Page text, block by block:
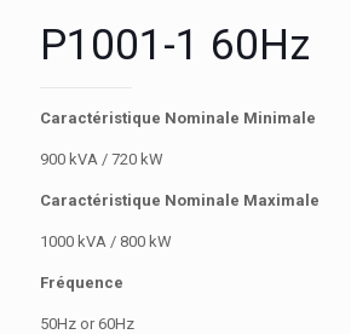
P1001-1 60Hz
Caractéristique Nominale Minimale
900 kVA / 720 kW
Caractéristique Nominale Maximale
1000 kVA / 800 kW
Fréquence
50Hz or 60Hz